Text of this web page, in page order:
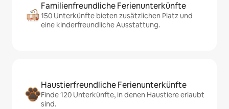
Familienfreundliche Ferienunterkünfte
150 Unterkünfte bieten zusätzlichen Platz und
eine kinderfreundliche Ausstattung.
Haustierfreundliche Ferienunterkünfte
Finde 120 Unterkünfte, in denen Haustiere erlaubt
sind.